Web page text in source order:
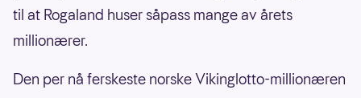
til at Rogaland huser såpass mange av årets
millionærer.
Den per nå ferskeste norske Vikinglotto-millionæren